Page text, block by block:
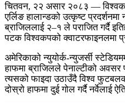
चितवन, २२ असार २०८३ —
एर्लिङ हालान्डको उत्कृष्ट
ब्राजिललाई २–१ ले पराजित गर्दै
पटक विश्वकपको क्वाटरफाइनलमा
अमेरिकाको न्युयोर्क-न्युजर्सी
हाफमा ब्राजिलले पेनाल्टीको अवसर
त्यसको फाइदा उठाउँदै विश्व
दोस्रो हाफमा दुई गोल गर्दै नर्वेलाई